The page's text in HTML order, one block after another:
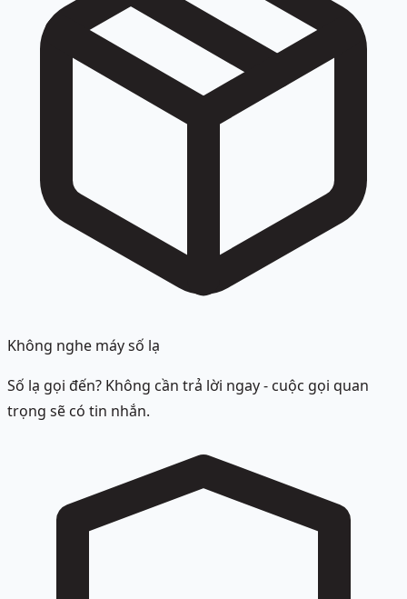
Không nghe máy số lạ
Số lạ gọi đến? Không cần trả lời ngay - cuộc gọi quan
trọng sẽ có tin nhắn.